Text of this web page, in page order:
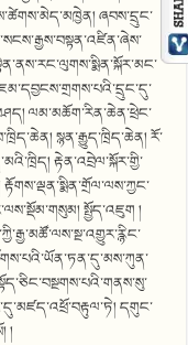
ཞབས་དྲུང་
ལམ་མཆོག་རིན་ཆེན་ཕྲེང་
སྙན་རྒྱུད་ཁྲིད་ཆེན། རོ་
རྟེན་འབྲེལ་སྐོར་གྱི་
སྤྱོད་འཇུག །
དགུང་
།